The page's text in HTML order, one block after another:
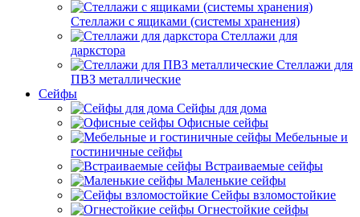
Стеллажи с ящиками (системы хранения)
Стеллажи для
даркстора
Стеллажи для
ПВЗ металлические
Сейфы
Сейфы для дома
Офисные сейфы
Мебельные и
гостиничные сейфы
Встраиваемые сейфы
Маленькие сейфы
Сейфы взломостойкие
Огнестойкие сейфы